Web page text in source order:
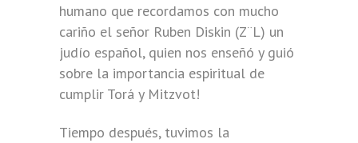
humano que recordamos con mucho
cariño el señor Ruben Diskin (Z¨L) un
judío español, quien nos enseñó y guió
sobre la importancia espiritual de
cumplir Torá y Mitzvot!
Tiempo después, tuvimos la